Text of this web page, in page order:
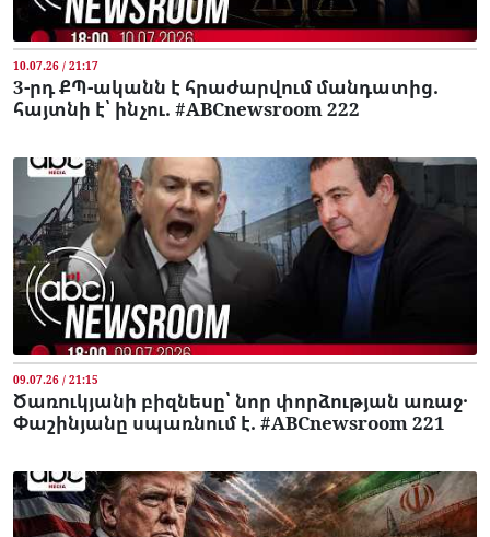
10.07.26 / 21:17
3-րդ ՔՊ-ականն է հրաժարվում մանդատից.
հայտնի է՝ ինչու. #ABCnewsroom 222
09.07.26 / 21:15
Ծառուկյանի բիզնեսը՝ նոր փորձության առաջ․
Փաշինյանը սպառնում է. #ABCnewsroom 221